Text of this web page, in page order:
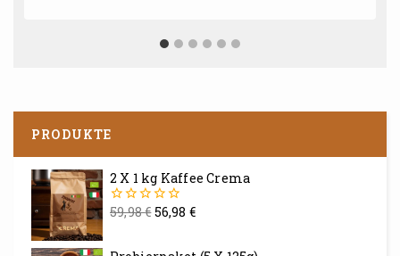
PRODUKTE
2 X 1 kg Kaffee Crema
0
59,98€56,98 €